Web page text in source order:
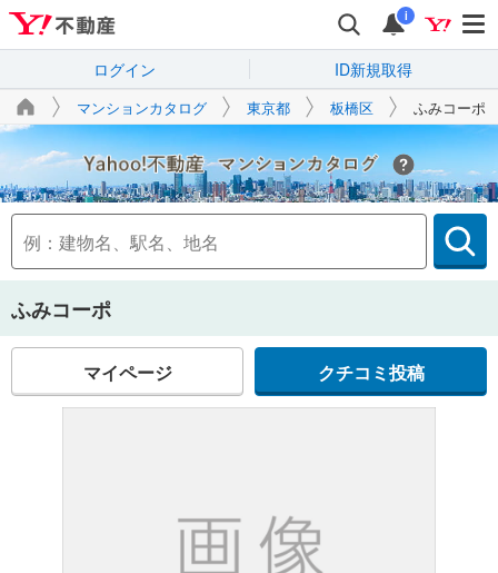
i
ログイン ID新規取得
マンションカタログ 東京都 板橋区 ふみコーポ
Yahoo!不動産
ふみコーポ
マイページ クチコミ投稿